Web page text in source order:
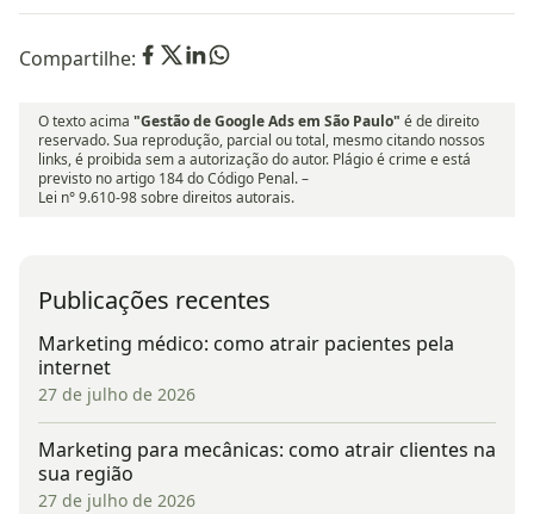
Compartilhe:
O texto acima "Gestão de Google Ads em São Paulo" é de direito
reservado. Sua reprodução, parcial ou total, mesmo citando nossos
links, é proibida sem a autorização do autor. Plágio é crime e está
previsto no artigo 184 do Código Penal. –
Lei n° 9.610-98 sobre direitos autorais.
Publicações recentes
Marketing médico: como atrair pacientes pela
internet
27 de julho de 2026
Marketing para mecânicas: como atrair clientes na
sua região
27 de julho de 2026